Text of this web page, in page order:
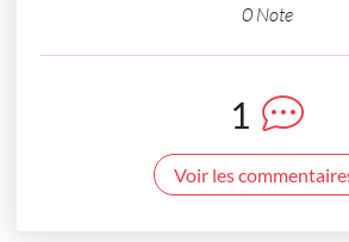
0 Note
1
Voir les